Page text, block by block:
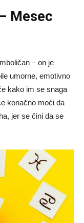
Mesec
– on je
umorne, emotivno
kako im se snaga
konačno moći da
jer se čini da se